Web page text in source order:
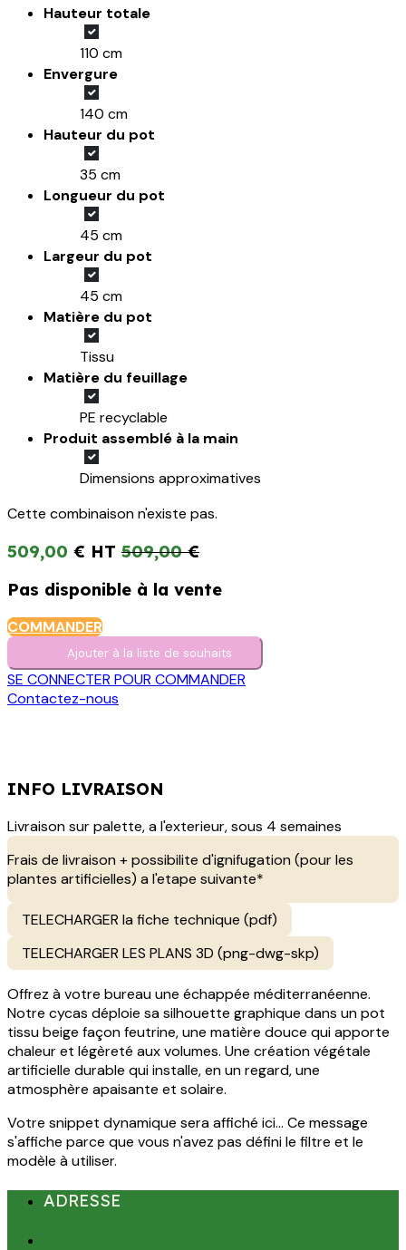
Hauteur totale
110 cm
Envergure
140 cm
Hauteur du pot
35 cm
Longueur du pot
45 cm
Largeur du pot
45 cm
Matière du pot
Tissu
Matière du feuillage
PE recyclable
Produit assemblé à la main
Dimensions approximatives
Cette combinaison n'existe pas.
509,00 € 509,00€
Pas disponible à la vente
COMMANDER
Ajouter à la liste de s​o​uh​aits
SE CONNECTER POUR COMMANDER
Contactez-nous
INFO LIVRAISON
Livraison sur palette, a l'exterieur, sous 4 semaines
Frais de livraison + possibilite d'ignifugation (pour les
plantes artificielles) a l'etape suivante*
TELECHARGER la fiche technique (pdf)
TELECHARGER LES PLANS 3D (png-dwg-skp)
Offrez à votre bureau une échappée méditerranéenne.
Notre cycas déploie sa silhouette graphique dans un pot
tissu beige façon feutrine, une matière douce qui apporte
chaleur et légèreté aux volumes. Une création végétale
artificielle durable qui installe, en un regard, une
atmosphère apaisante et solaire.
Votre snippet dynamique sera affiché ici... Ce message
s'affiche parce que vous n'avez pas défini le filtre et le
modèle à utiliser.
ADRESSE